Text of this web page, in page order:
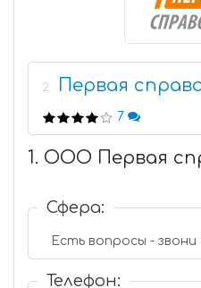
2 Первая
7
1. ООО Первая
Сфера:
Есть вопросы - звони
Телефон: